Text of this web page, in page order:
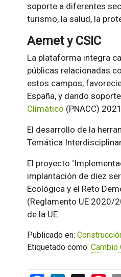
soporte a diferentes
turismo, la salud, la
Aemet y CSIC
La plataforma integra
públicas relacionadas
estos campos,
España, y dando
Climático (PNACC)
El desarrollo de la
Temática
El proyecto
implantación de diez
Ecológica y el Reto
(Reglamento UE 2020/
de la UE.
Publicado en:
Etiquetado como: Cambio